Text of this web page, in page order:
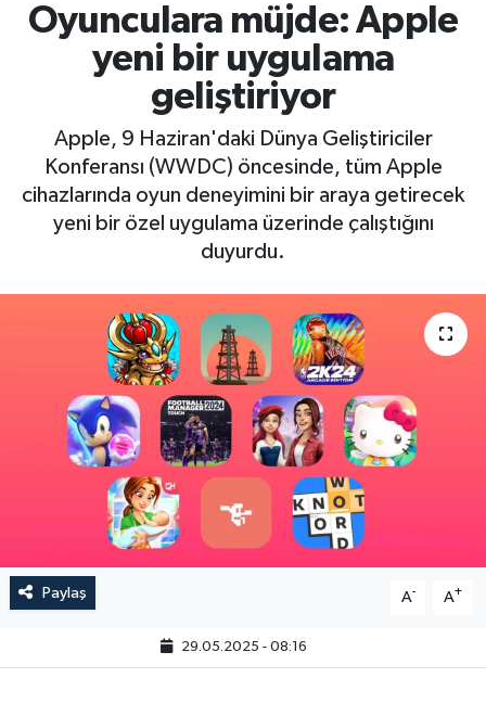
Oyunculara müjde: Apple
yeni bir uygulama
geliştiriyor
Apple, 9 Haziran'daki Dünya Geliştiriciler
Konferansı (WWDC) öncesinde, tüm Apple
cihazlarında oyun deneyimini bir araya getirecek
yeni bir özel uygulama üzerinde çalıştığını
duyurdu.
Paylaş A- A+
29.05.2025 - 08:16